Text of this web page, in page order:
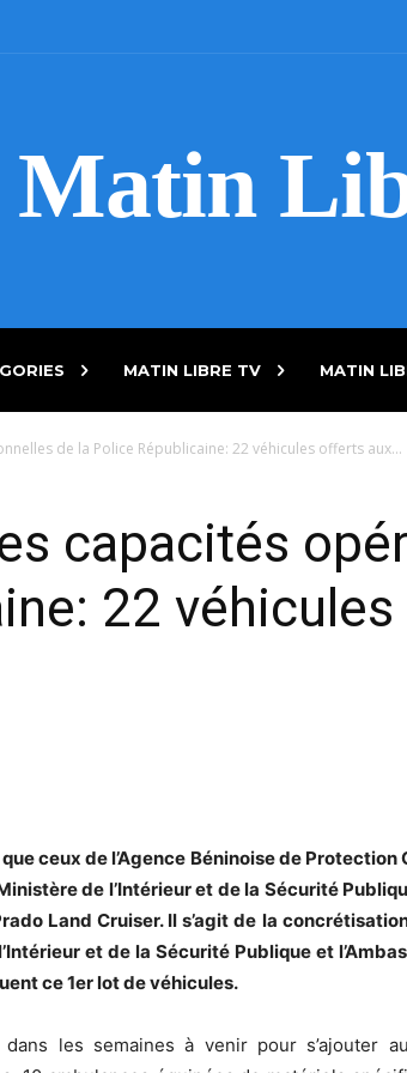
Matin
MATIN LIBRE TV MATIN
de la Police Républicaine: 22 véhicules offerts aux...
capacités
22
ceux de l’Agence Béninoise de Protection
de l’Intérieur et de la Sécurité
Land Cruiser. Il s’agit de la concrétisation
et de la Sécurité Publique et
ce 1er lot de véhicules.
les semaines à venir pour s’ajouter